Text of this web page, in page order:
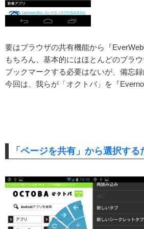
要はブラウザの共有機能から『
もちろん、基本的にはほとんどのブラ
ブックマークする必要はないが、備忘
今回は、我らが「オクトバ」を『
「ページを共有」から選択する